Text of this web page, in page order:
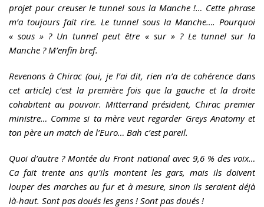
projet pour creuser le tunnel sous la Manche !… Cette phrase
m’a toujours fait rire. Le tunnel sous la Manche…. Pourquoi
« sous » ? Un tunnel peut être « sur » ? Le tunnel sur la
Manche ? M’enfin bref.
Revenons à Chirac (oui, je l’ai dit, rien n’a de cohérence dans
cet article) c’est la première fois que la gauche et la droite
cohabitent au pouvoir. Mitterrand président, Chirac premier
ministre… Comme si ta mère veut regarder Greys Anatomy et
ton père un match de l’Euro… Bah c’est pareil.
Quoi d’autre ? Montée du Front national avec 9,6 % des voix…
Ca fait trente ans qu’ils montent les gars, mais ils doivent
louper des marches au fur et à mesure, sinon ils seraient déjà
là-haut. Sont pas doués les gens ! Sont pas doués !